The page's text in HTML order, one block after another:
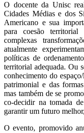
O docente da Unisc
Cidades Médias e dos
Americano e sua
para coesão territorial
complexas
atualmente
políticas de
territorial adequada. Ou
conhecimento do
patrimonial e das
mas também de se
co-decidir na tomada
garantir um futuro
O evento, promovido